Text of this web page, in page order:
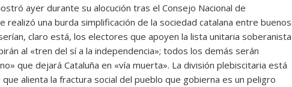
ayer durante su alocución tras el Consejo Nacional de
realizó una burda simplificación de la sociedad catalana entre buenos
claro está, los electores que apoyen la lista unitaria soberanista
al «tren del sí a la independencia»; todos los demás serán
que dejará Cataluña en «vía muerta». La división plebiscitaria está
alienta la fractura social del pueblo que gobierna es un peligro